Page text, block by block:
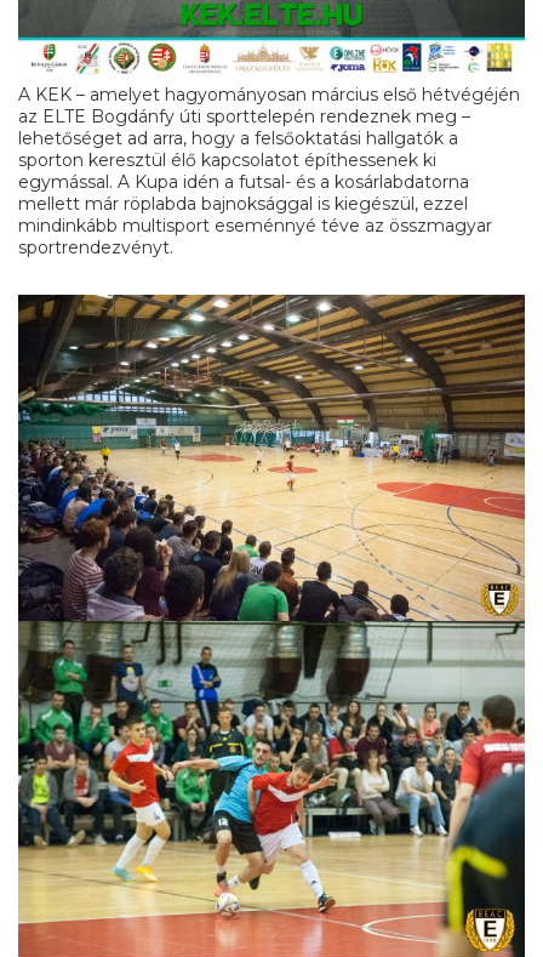
A KEK – amelyet hagyományosan március első hétvégéjén
az ELTE Bogdánfy úti sporttelepén rendeznek meg –
lehetőséget ad arra, hogy a felsőoktatási hallgatók a
sporton keresztül élő kapcsolatot építhessenek ki
egymással. A Kupa idén a futsal- és a kosárlabdatorna
mellett már röplabda bajnoksággal is kiegészül, ezzel
mindinkább multisport eseménnyé téve az összmagyar
sportrendezvényt.